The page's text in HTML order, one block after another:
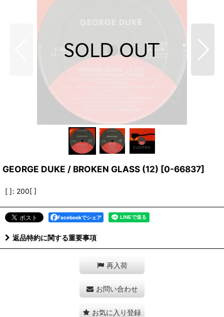
GEORGE DUKE / BROKEN GLASS (12) [0-66837]
[ ]: 200[ ]
Facebookでシェア
返品特約に関する重要事項
再入荷
お問い合わせ
お気に入り登録